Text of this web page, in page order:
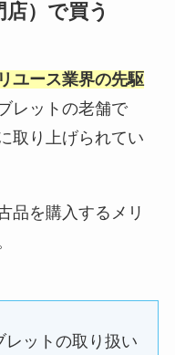
）で買う
ユース業界の先駆
レットの老舗で
取り上げられてい
品を購入するメリ
ットの取り扱い